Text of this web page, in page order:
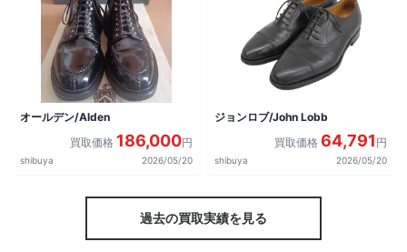
オールデン/Alden
買取価格 186,000円
shibuya 2026/05/20
ジョンロブ/John Lobb
買取価格 64,791 円
shibuya 2026/05/20
過去の買取実績を見る